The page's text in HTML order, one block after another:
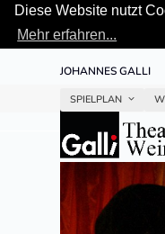
Diese Website nutzt
Mehr erfahren...
JOHANNES GALLI
SPIELPLAN